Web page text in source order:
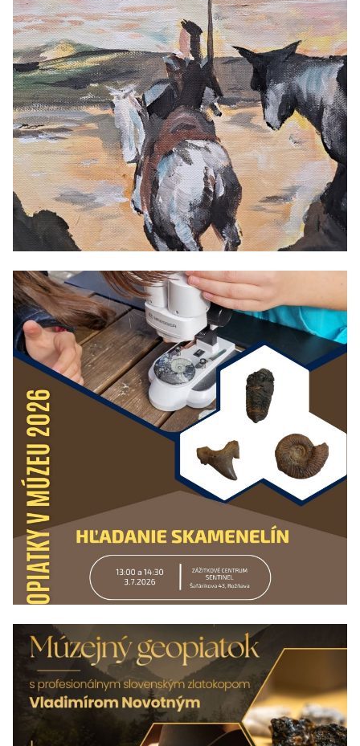
17/06/2026 - 16/08/2026
03/07/2026 - 21/08/2026